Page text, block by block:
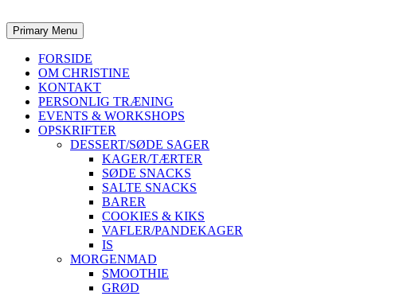
Primary Menu
FORSIDE
OM CHRISTINE
KONTAKT
PERSONLIG TRÆNING
EVENTS & WORKSHOPS
OPSKRIFTER
DESSERT/SØDE SAGER
KAGER/TÆRTER
SØDE SNACKS
SALTE SNACKS
BARER
COOKIES & KIKS
VAFLER/PANDEKAGER
IS
MORGENMAD
SMOOTHIE
GRØD